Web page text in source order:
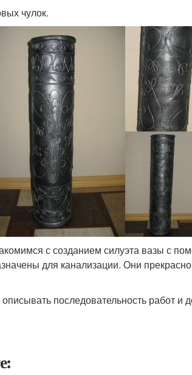
чулок.
с созданием силуэта вазы с
для канализации. Они
последовательность работ и